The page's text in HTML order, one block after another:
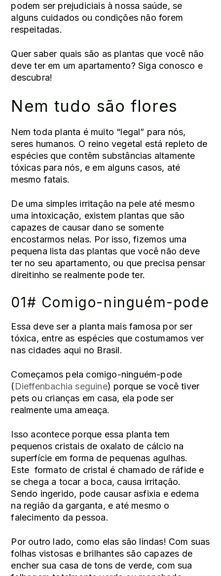
podem ser prejudiciais à nossa saúde, se
alguns cuidados ou condições não forem
respeitadas.
Quer saber quais são as plantas que você não
deve ter em um apartamento? Siga conosco e
descubra!
Nem tudo são flores
Nem toda planta é muito “legal” para nós,
seres humanos. O reino vegetal está repleto de
espécies que contêm substâncias altamente
tóxicas para nós, e em alguns casos, até
mesmo fatais.
De uma simples irritação na pele até mesmo
uma intoxicação, existem plantas que são
capazes de causar dano se somente
encostarmos nelas. Por isso, fizemos uma
pequena lista das plantas que você não deve
ter no seu apartamento, ou que precisa pensar
direitinho se realmente pode ter.
01# Comigo-ninguém-pode
Essa deve ser a planta mais famosa por ser
tóxica, entre as espécies que costumamos ver
nas cidades aqui no Brasil.
Começamos pela comigo-ninguém-pode
(Dieffenbachia seguine) porque se você tiver
pets ou crianças em casa, ela pode ser
realmente uma ameaça.
Isso acontece porque essa planta tem
pequenos cristais de oxalato de cálcio na
superfície em forma de pequenas agulhas.
Este formato de cristal é chamado de ráfide e
se chega a tocar a boca, causa irritação.
Sendo ingerido, pode causar asfixia e edema
na região da garganta, e até mesmo o
falecimento da pessoa.
Por outro lado, como elas são lindas! Com suas
folhas vistosas e brilhantes são capazes de
encher sua casa de tons de verde, com sua